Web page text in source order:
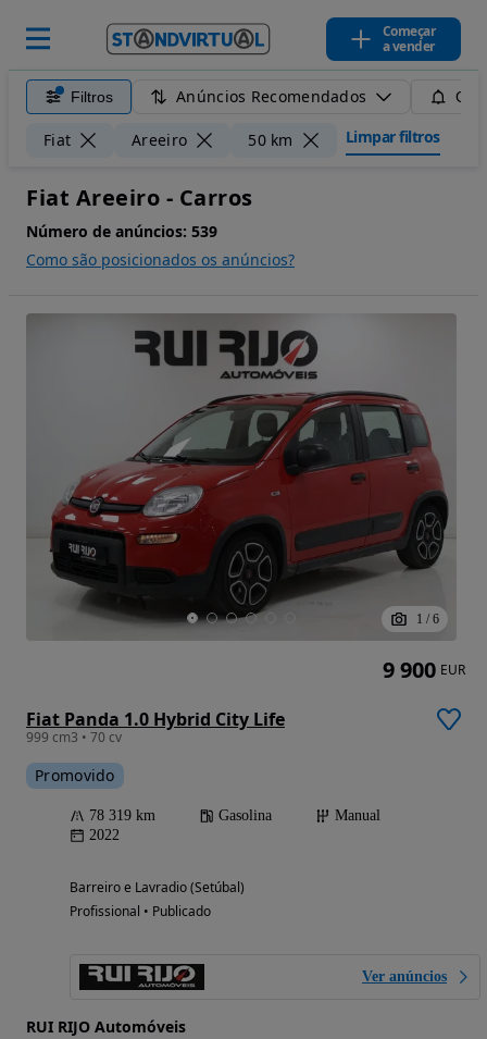
Começar
a vender
Filtros Anúncios Recomendados
Fiat Areeiro 50 km Limpar filtros
Fiat Areeiro - Carros
Número de anúncios: 539
Como são posicionados os anúncios?
1 / 6
Fiat Panda 1.0 Hybrid City Life
999 cm3 • 70 cv
Promovido
78 319 km Gasolina
Manual
2022
Barreiro e Lavradio (Setúbal)
Profissional • Publicado
Ver anúncios
RUI RIJO Automóveis
9 900 EUR